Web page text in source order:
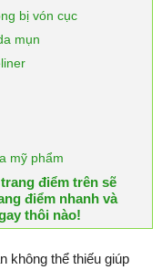
bị vón cục
mụn
mỹ phẩm
điểm trên sẽ
điểm nhanh và
thôi nào!
không thể thiếu giúp